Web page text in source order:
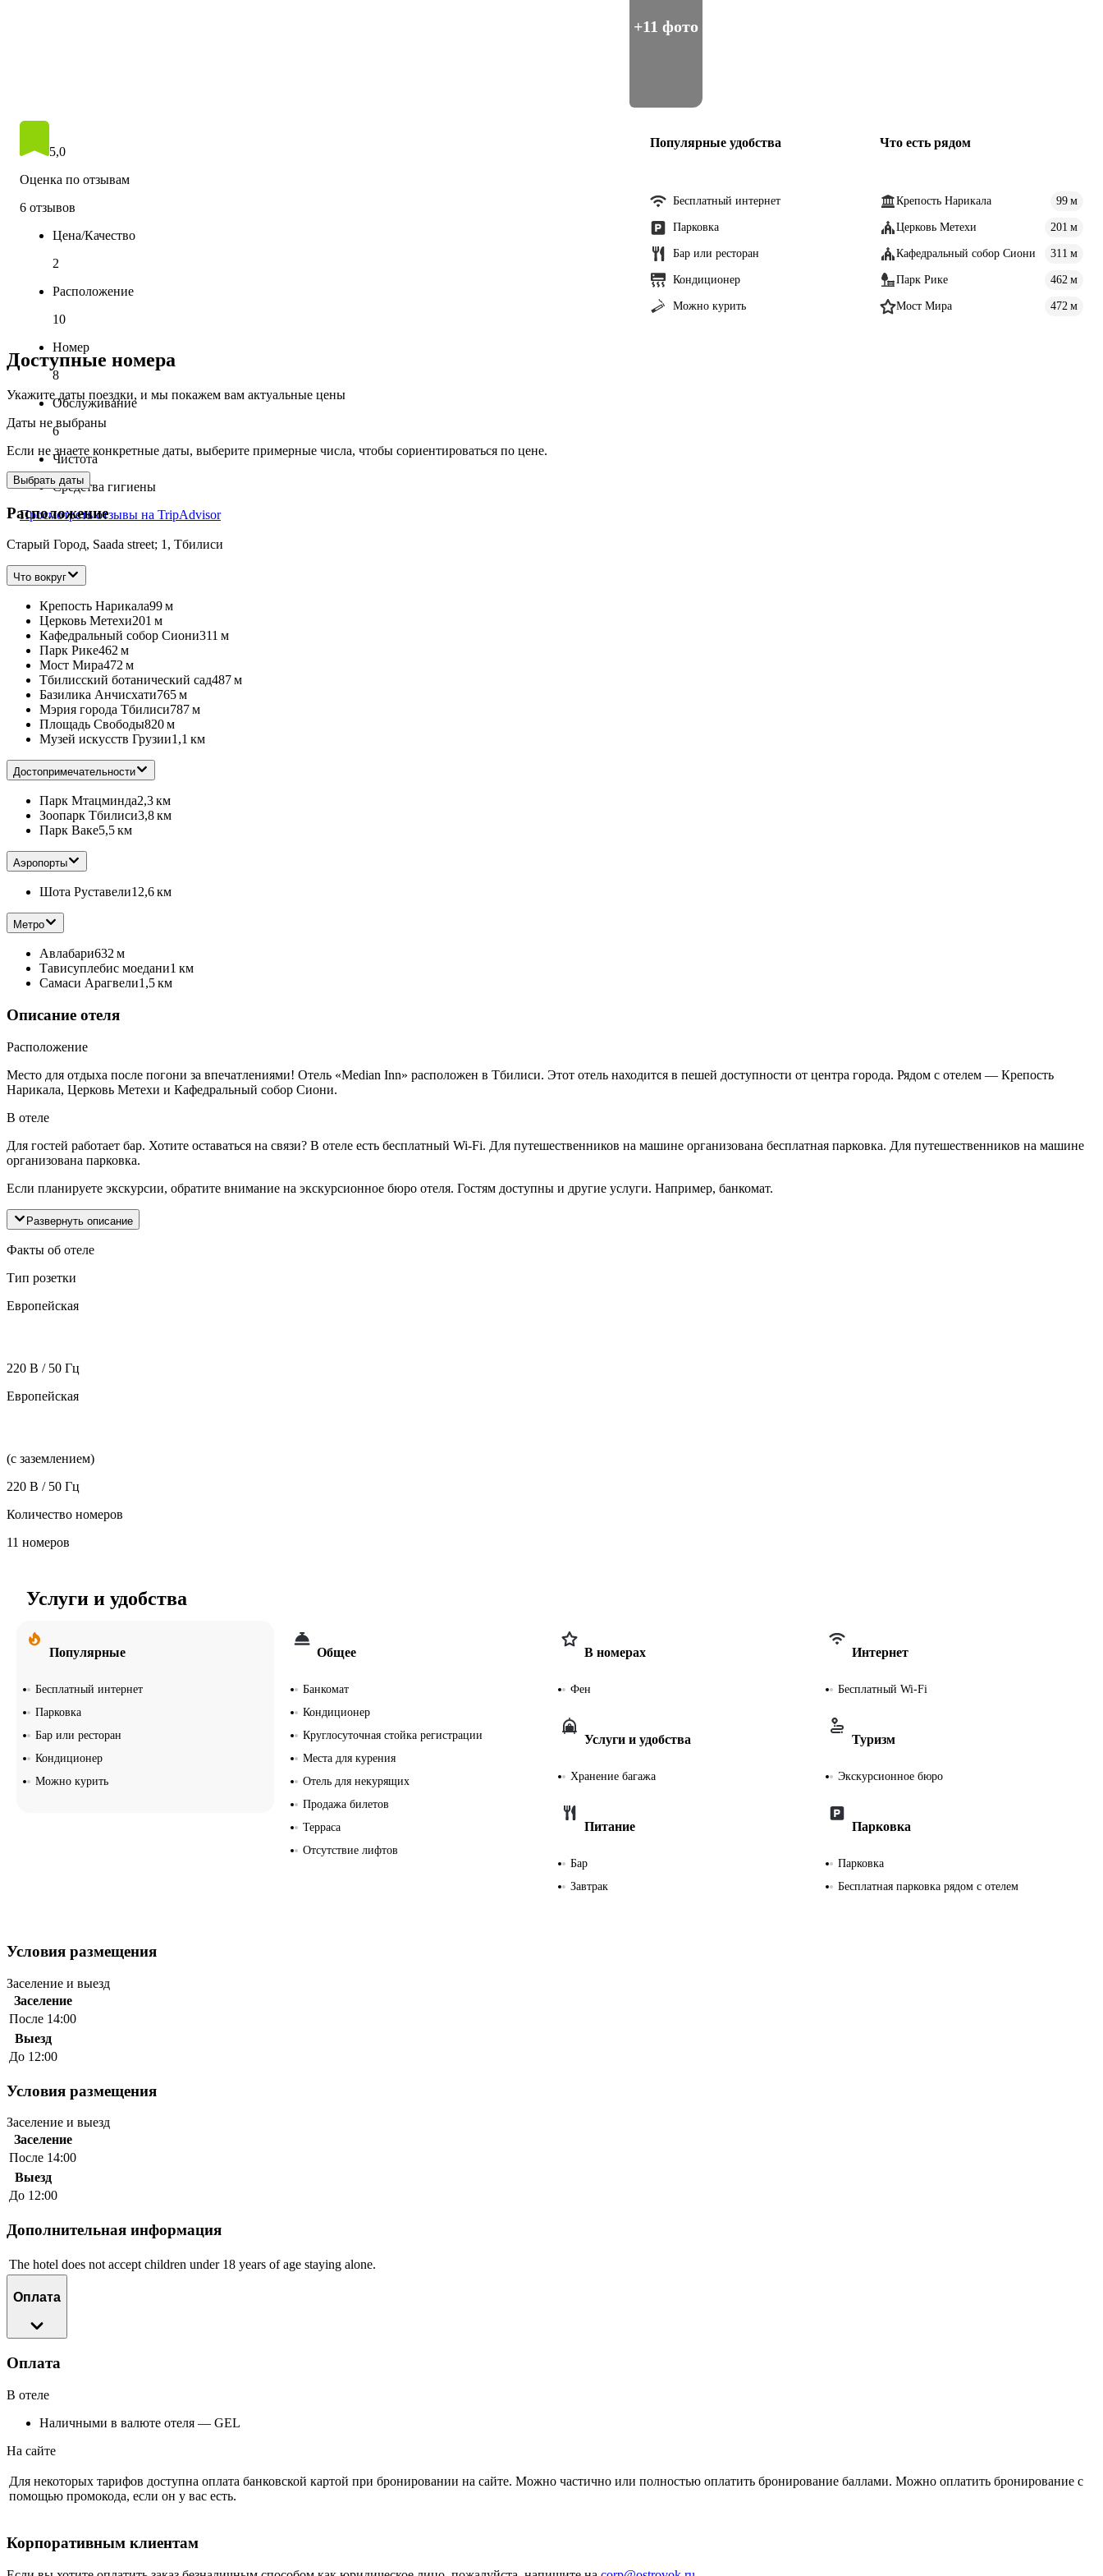
+11 фото
5,0
Оценка по отзывам
6 отзывов
Цена/Качество
2
Расположение
10
Номер
8
Обслуживание
6
Чистота
Средства гигиены
Просмотреть отзывы на TripAdvisor
Популярные удобства
Бесплатный интернет
Парковка
Бар или ресторан
Кондиционер
Можно курить
Что есть рядом
Крепость Нарикала 99 м
Церковь Метехи 201 м
Кафедральный собор Сиони 311 м
Парк Рике 462 м
Мост Мира 472 м
Доступные номера
Укажите даты поездки, и мы покажем вам актуальные цены
Даты не выбраны
Если не знаете конкретные даты, выберите примерные числа, чтобы сориентироваться по цене.
Выбрать даты
Расположение
Старый Город, Saada street; 1, Тбилиси
Что вокруг
Крепость Нарикала99 м
Церковь Метехи201 м
Кафедральный собор Сиони311 м
Парк Рике462 м
Мост Мира472 м
Тбилисский ботанический сад487 м
Базилика Анчисхати765 м
Мэрия города Тбилиси787 м
Площадь Свободы820 м
Музей искусств Грузии1,1 км
Достопримечательности
Парк Мтацминда2,3 км
Зоопарк Тбилиси3,8 км
Парк Ваке5,5 км
Аэропорты
Шота Руставели12,6 км
Метро
Авлабари632 м
Тависуплебис моедани1 км
Самаси Арагвели1,5 км
Описание отеля
Расположение
Место для отдыха после погони за впечатлениями! Отель «Median Inn» расположен в Тбилиси. Этот отель находится в пешей доступности от центра города. Рядом с отелем — Крепость
Нарикала, Церковь Метехи и Кафедральный собор Сиони.
В отеле
Для гостей работает бар. Хотите оставаться на связи? В отеле есть бесплатный Wi-Fi. Для путешественников на машине организована бесплатная парковка. Для путешественников на машине
организована парковка.
Если планируете экскурсии, обратите внимание на экскурсионное бюро отеля. Гостям доступны и другие услуги. Например, банкомат.
Развернуть описание
Факты об отеле
Тип розетки
Европейская
220 В / 50 Гц
Европейская
(с заземлением)
220 В / 50 Гц
Количество номеров
11 номеров
Услуги и удобства
Популярные
Бесплатный интернет
Парковка
Бар или ресторан
Кондиционер
Можно курить
Общее
Банкомат
Кондиционер
Круглосуточная стойка регистрации
Места для курения
Отель для некурящих
Продажа билетов
Терраса
Отсутствие лифтов
В номерах
Фен
Услуги и удобства
Хранение багажа
Питание
Бар
Завтрак
Интернет
Бесплатный Wi-Fi
Туризм
Экскурсионное бюро
Парковка
Парковка
Бесплатная парковка рядом с отелем
Условия размещения
Заселение и выезд
Заселение
После 14:00
Выезд
До 12:00
Условия размещения
Заселение и выезд
Заселение
После 14:00
Выезд
До 12:00
Дополнительная информация
The hotel does not accept children under 18 years of age staying alone.
Оплата
Оплата
В отеле
Наличными в валюте отеля — GEL
На сайте
Для некоторых тарифов доступна оплата банковской картой при бронировании на сайте. Можно частично или полностью оплатить бронирование баллами. Можно оплатить бронирование с
помощью промокода, если он у вас есть.
Корпоративным клиентам